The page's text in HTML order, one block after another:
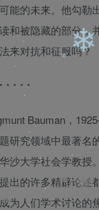
能的未来。他勾勒
和被隐藏的部分，
来对抗和征服吗？
· · ·
Bauman，
研究领域中最著名
沙大学社会学教授
出的许多精辟论述
为人们学术讨论的
❄ ❄